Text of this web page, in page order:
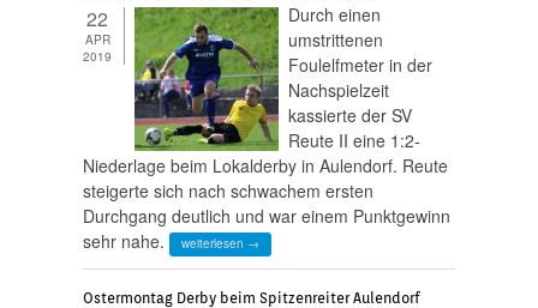
22
APR
2019
Durch einen
umstrittenen
Foulelfmeter in der
Nachspielzeit
kassierte der SV
Reute II eine 1:2-
Niederlage beim Lokalderby in Aulendorf. Reute
steigerte sich nach schwachem ersten
Durchgang deutlich und war einem Punktgewinn
sehr nahe.
weiterlesen →
Ostermontag Derby beim Spitzenreiter Aulendorf